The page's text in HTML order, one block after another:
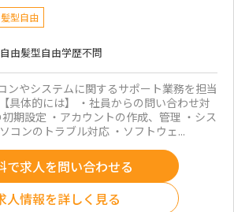
髪型自由
由髪型自由学歴不問
ンやシステムに関するサポート業務を担当
具体的には】 ・社員からの問い合わせ対
期設定 ・アカウントの作成、管理 ・シス
コンのトラブル対応 ・ソフトウェ...
で求人を問い合わせる
人情報を詳しく見る